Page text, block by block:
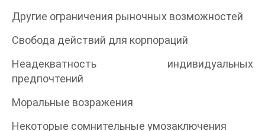
Другие ограничения рыночных возможностей
Свобода действий для корпораций
Неадекватность индивидуальных
предпочтений
Моральные возражения
Некоторые сомнительные умозаключения